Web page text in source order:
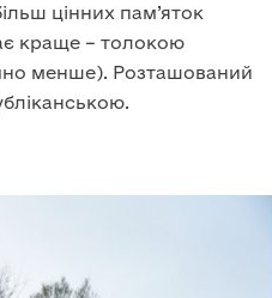
цінних пам’яток
краще – толокою
менше). Розташований